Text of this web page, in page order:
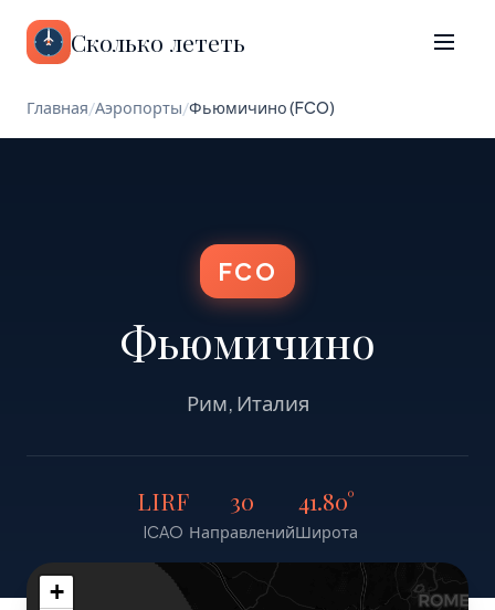
Сколько лететь
Главная/Аэропорты/Фьюмичино (FCO)
FCO
Фьюмичино
Рим, Италия
LIRF
ICAO
30
Направлений
41.80°
Широта
+